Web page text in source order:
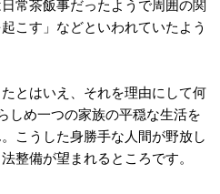
常茶飯事だったようで周囲の関
こす」などといわれていたよう
とはいえ、それを理由にして何
しめ一つの家族の平穏な生活を
こうした身勝手な人間が野放し
整備が望まれるところです。